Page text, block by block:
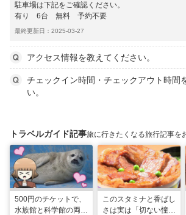
駐車場は下記をご確認ください。
有り 6台 無料 予約不要
最終更新日：2025-03-27
アクセス情報を教えてください。
チェックイン時間・チェックアウト時間
い。
トラベルガイド記事旅に行きたくなる旅行記事を
500円のチケットで、
水族館と科学館の両方
このスタミナと香ばし
さは実は「切ない憧